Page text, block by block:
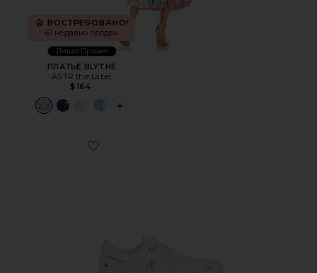
ВОСТРЕБОВАНО!
61 недавно продан
Лидер Продаж
ПЛАТЬЕ BLYTHE
ASTR the Label
$164
PLUS ICON TO SEE MORE OPTIONS FOR
Favorite КРОССОВКИ CLOUD 6